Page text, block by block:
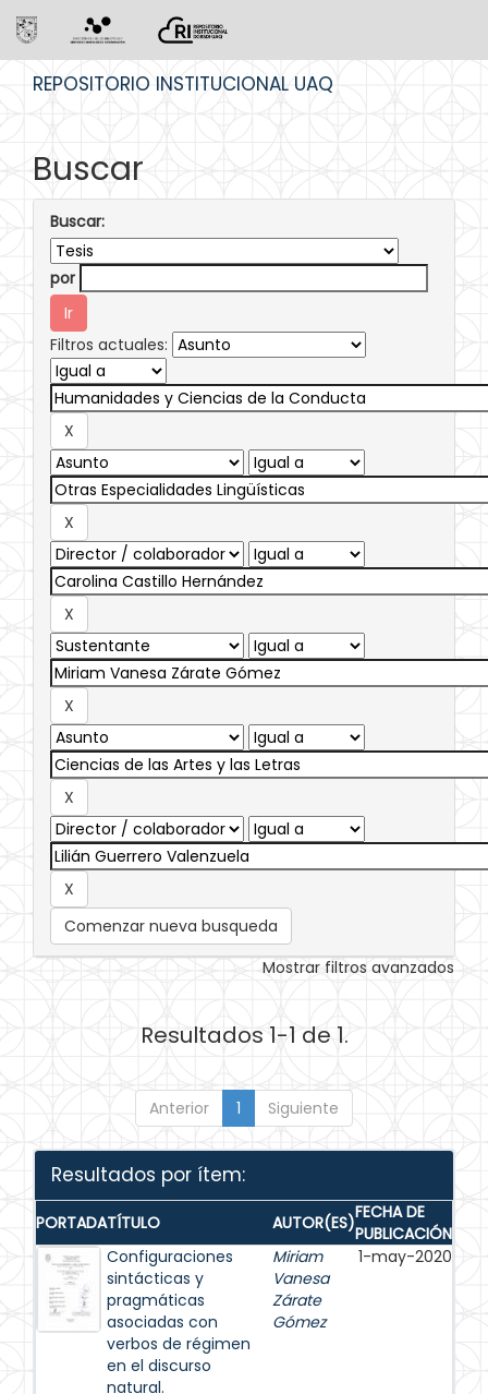
REPOSITORIO INSTITUCIONAL UAQ
Buscar
Buscar:
por
Filtros actuales:
Comenzar nueva busqueda
Mostrar filtros avanzados
Resultados 1-1 de 1.
Anterior 1 Siguiente
Resultados por ítem:
PORTADATÍTULO AUTOR(ES)FECHA DE
PUBLICACIÓN
Configuraciones
sintácticas y
pragmáticas
asociadas con
verbos de régimen
en el discurso
natural.
Miriam
Vanesa
Zárate
Gómez
1-may-2020